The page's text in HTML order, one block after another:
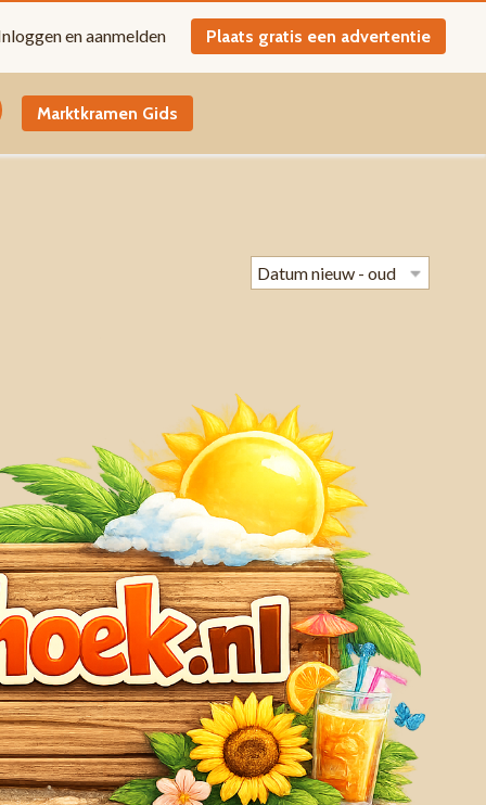
en aanmelden Plaats gratis een advertentie
Marktkramen Gids